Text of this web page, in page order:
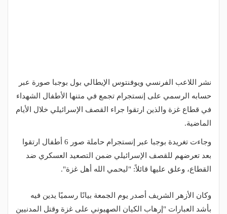
نشر اللاعب الفرنسي ويوفنتوس الإيطالي بول بوجبا صورة عبر
حسابه الرسمي على إنستجرام تجمع في متنها الأطفال الشهداء
في قطاع غزة والذين ارتقوا جراء القصف الإسرائيلي خلال الأيام
الماضية.
وجاءت تغريدة بوجبا عبر إنستجرام حاملة صور 6 أطفال ارتقوا
بعد تعرضهم للقصف الإسرائيلي ضمن التصعيد العسكري ضد
القطاع، وعلق عليها قائلاً: "ليحمي الله أهل غزة".
وكان الأزهر الشريف أصدر يوم الجمعة بيانًا رسميًا يدين فيه
بأشد العبارات "إرهاب الكيان الصهيوني على غزة وقتل المدنيين